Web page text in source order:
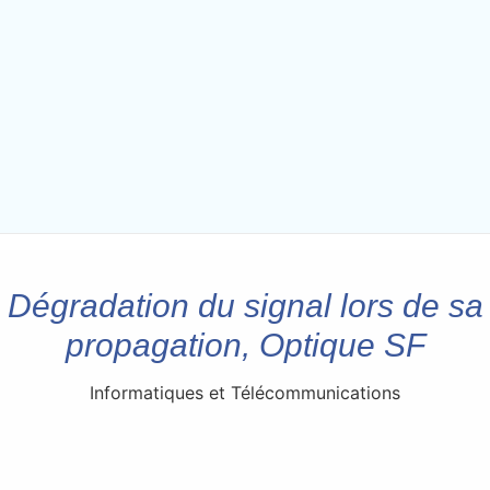
Dégradation du signal lors de sa
propagation, Optique SF
Informatiques et Télécommunications